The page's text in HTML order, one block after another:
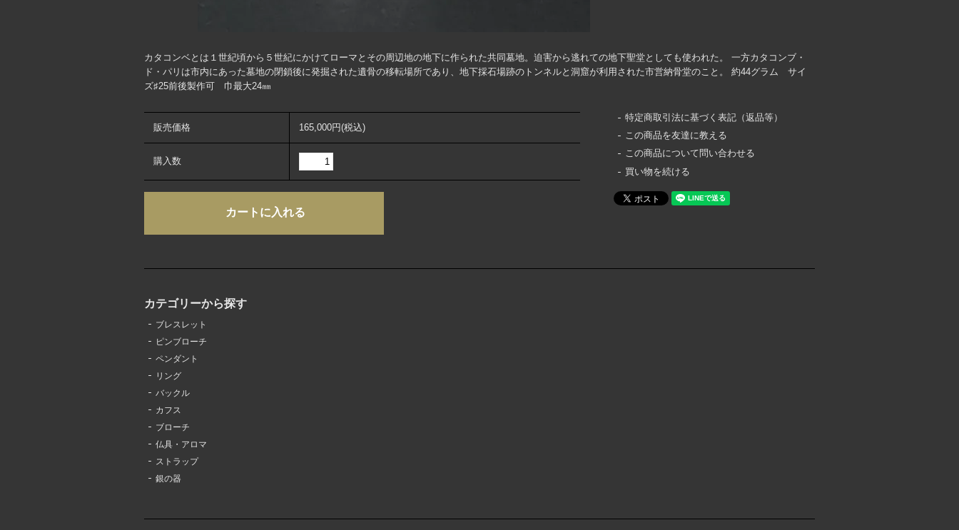
カタコンベとは１世紀頃から５世紀にかけてローマとその周辺地の地下に作られた共同墓地。迫害から逃れての地下聖堂としても使われた。 一方カタコンブ・
ド・パリは市内にあった墓地の閉鎖後に発掘された遺骨の移転場所であり、地下採石場跡のトンネルと洞窟が利用された市営納骨堂のこと。 約44グラム サイ
ズ♯25前後製作可 巾最大24㎜
販売価格 165,000円(税込)
購入数
特定商取引法に基づく表記（返品等）
この商品を友達に教える
この商品について問い合わせる
買い物を続ける
カテゴリーから探す
ブレスレット
ピンブローチ
ペンダント
リング
バックル
カフス
ブローチ
仏具・アロマ
ストラップ
銀の器